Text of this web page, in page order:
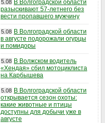
5.08 В Волгоградской области
разыскивают 57-летнего без
вести пропавшего мужчину
5.08 В Волгоградской области
в августе подорожали огурцы
и помидоры
5.08 В Волжском водитель
«Хендая» сбил мотоциклиста
на Карбышева
5.08 В Волгоградской области
открывается сезон охоты:
какие животные и птицы
доступны для добычи уже в
августе